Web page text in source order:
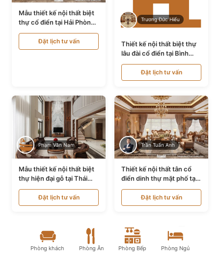
Mẫu thiết kế nội thất biệt
thự cổ điển tại Hải Phòng
NT24535
Đặt lịch tư vấn
Trương Đức Hiếu
Thiết kế nội thất biệt thự
lâu đài cổ điển tại Bình
Thuận NT21128
Đặt lịch tư vấn
Phạm Văn Nam
Mẫu thiết kế nội thất biệt
thự hiện đại gỗ tại Thái
Bình NT9188719
Đặt lịch tư vấn
Trần Tuấn Anh
Thiết kế nội thất tân cổ
điển dinh thự mặt phố tại
Quảng Ninh NT24531
Đặt lịch tư vấn
Phòng khách Phòng Ăn Phòng Bếp Phòng Ngủ